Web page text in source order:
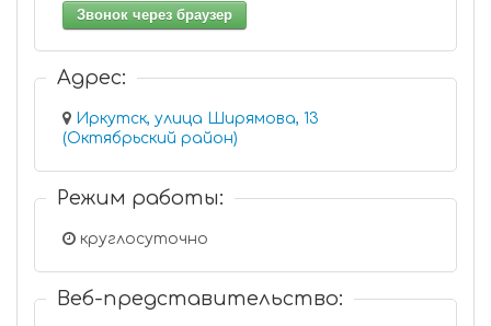
Звонок через браузер
Адрес:
Иркутск, улица Ширямова, 13
(Октябрьский район)
Режим работы:
круглосуточно
Веб-представительство: